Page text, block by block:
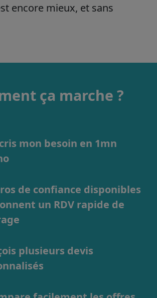
encore mieux, et sans
ça marche ?
mon besoin en 1mn
de confiance disponibles
un RDV rapide de
plusieurs devis